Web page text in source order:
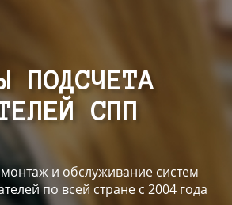
ПОДСЧЕТА
СПП
и обслуживание систем
по всей стране с 2004 года